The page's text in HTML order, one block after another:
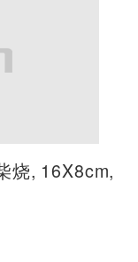
烧, 16X8cm,